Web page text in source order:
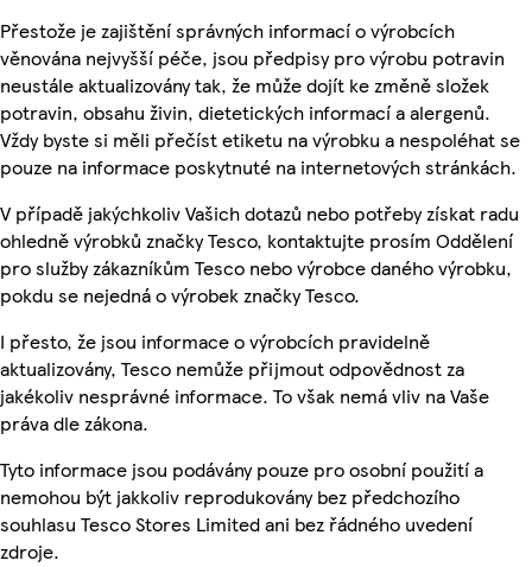
Přestože je zajištění správných informací o výrobcích
věnována nejvyšší péče, jsou předpisy pro výrobu potravin
neustále aktualizovány tak, že může dojít ke změně složek
potravin, obsahu živin, dietetických informací a alergenů.
Vždy byste si měli přečíst etiketu na výrobku a nespoléhat se
pouze na informace poskytnuté na internetových stránkách.
V případě jakýchkoliv Vašich dotazů nebo potřeby získat radu
ohledně výrobků značky Tesco, kontaktujte prosím Oddělení
pro služby zákazníkům Tesco nebo výrobce daného výrobku,
pokdu se nejedná o výrobek značky Tesco.
I přesto, že jsou informace o výrobcích pravidelně
aktualizovány, Tesco nemůže přijmout odpovědnost za
jakékoliv nesprávné informace. To však nemá vliv na Vaše
práva dle zákona.
Tyto informace jsou podávány pouze pro osobní použití a
nemohou být jakkoliv reprodukovány bez předchozího
souhlasu Tesco Stores Limited ani bez řádného uvedení
zdroje.